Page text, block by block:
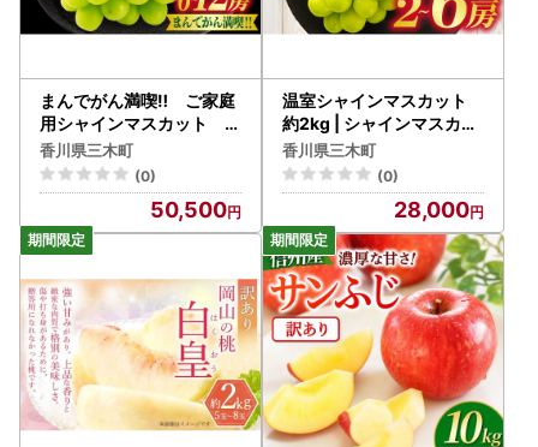
まんでがん満喫‼ ご家庭
用シャインマスカット 約
5kg | シャインマスカット
マスカット ぶどう ブドウ
葡萄 果物 フルーツ 新鮮 く
だもの 国産 ギフト お裾分
け 旬 人気 種なし 皮ごと食
べられる ジューシー 糖度
が高い 季節限定 おすすめ
旬の果物 香川 香川県 三木
町 ご家庭用 訳あり |_mk0
06-153
香川県三木町
(0)
50,500
温室シャインマスカット
約2kg | シャインマスカッ
ト マスカット ぶどう ブド
ウ 葡萄 果物 フルーツ 新鮮
くだもの 国産 ギフト お裾
分け 旬 人気 種なし 皮ごと
食べられる ジューシー 糖
度が高い 季節限定 おすす
め 旬の果物 香川 香川県 三
木町 |_mk006-152
香川県三木町
(0)
28,000